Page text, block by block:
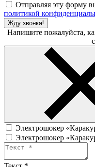
Отправляя эту форму
политикой
Жду звонка!
Напишите пожалуйста,
Электрошокер
Электрошокер